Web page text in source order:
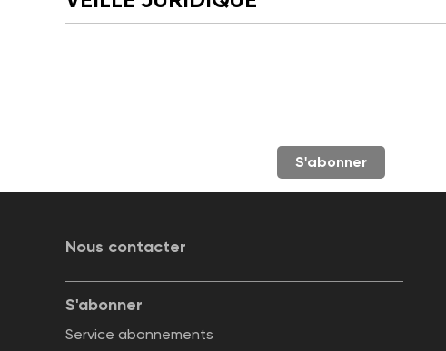
S'abonner
Nous contacter
S'abonner
Service abonnements